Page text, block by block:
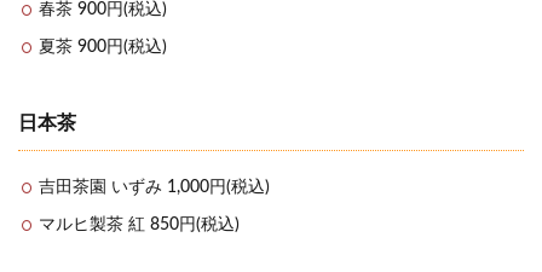
春茶 900円(税込)
夏茶 900円(税込)
日本茶
吉田茶園 いずみ 1,000円(税込)
マルヒ製茶 紅 850円(税込)